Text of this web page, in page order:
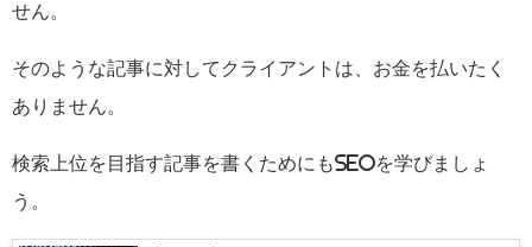
せん。
そのような記事に対してクライアントは、お金を払いたく
ありません。
検索上位を目指す記事を書くためにもSEOを学びましょ
う。